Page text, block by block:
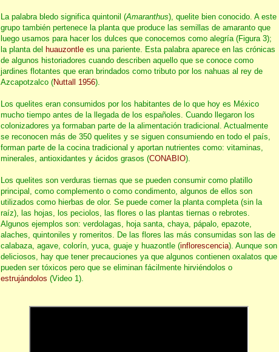
La palabra bledo significa quintonil (Amaranthus), quelite bien conocido. A este
grupo también pertenece la planta que produce las semillas de amaranto que
luego usamos para hacer los dulces que conocemos como alegría (Figura 3);
la planta del huauzontle es una pariente. Esta palabra aparece en las crónicas
de algunos historiadores cuando describen aquello que se conoce como
jardines flotantes que eran brindados como tributo por los nahuas al rey de
Azcapotzalco (Nuttall 1956).
Los quelites eran consumidos por los habitantes de lo que hoy es México
mucho tiempo antes de la llegada de los españoles. Cuando llegaron los
colonizadores ya formaban parte de la alimentación tradicional. Actualmente
se reconocen más de 350 quelites y se siguen consumiendo en todo el país,
forman parte de la cocina tradicional y aportan nutrientes como: vitaminas,
minerales, antioxidantes y ácidos grasos (CONABIO).
Los quelites son verduras tiernas que se pueden consumir como platillo
principal, como complemento o como condimento, algunos de ellos son
utilizados como hierbas de olor. Se puede comer la planta completa (sin la
raíz), las hojas, los peciolos, las flores o las plantas tiernas o rebrotes.
Algunos ejemplos son: verdolagas, hoja santa, chaya, pápalo, epazote,
alaches, quintoniles y romeritos. De las flores las más consumidas son las de
calabaza, agave, colorín, yuca, guaje y huazontle (inflorescencia). Aunque son
deliciosos, hay que tener precauciones ya que algunos contienen oxalatos que
pueden ser tóxicos pero que se eliminan fácilmente hirviéndolos o
estrujándolos (Video 1).